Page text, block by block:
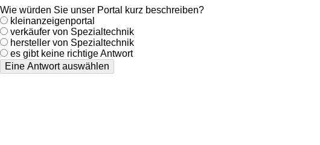
Wie würden Sie unser Portal kurz beschreiben?
kleinanzeigenportal
verkäufer von Spezialtechnik
hersteller von Spezialtechnik
es gibt keine richtige Antwort
Eine Antwort auswählen